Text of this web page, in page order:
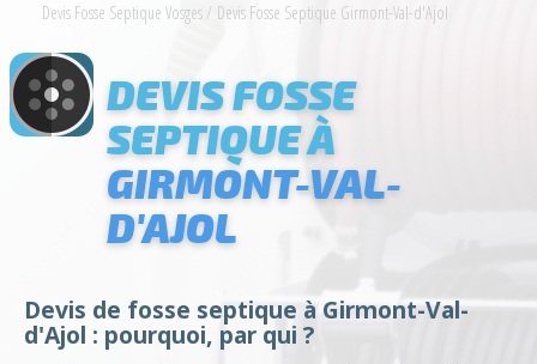
Devis Fosse Septique Vosges / Devis Fosse Septique Girmont-Val-d'Ajol
DEVIS FOSSE
SEPTIQUE À
GIRMONT-VAL-
D'AJOL
Devis de fosse septique à Girmont-Val-
d'Ajol : pourquoi, par qui ?